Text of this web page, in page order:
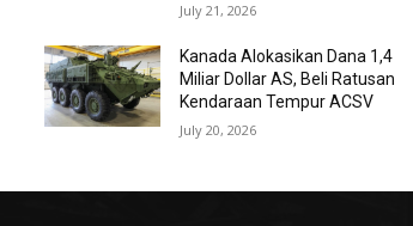
July 21, 2026
Kanada Alokasikan Dana 1,4
Miliar Dollar AS, Beli Ratusan
Kendaraan Tempur ACSV
July 20, 2026